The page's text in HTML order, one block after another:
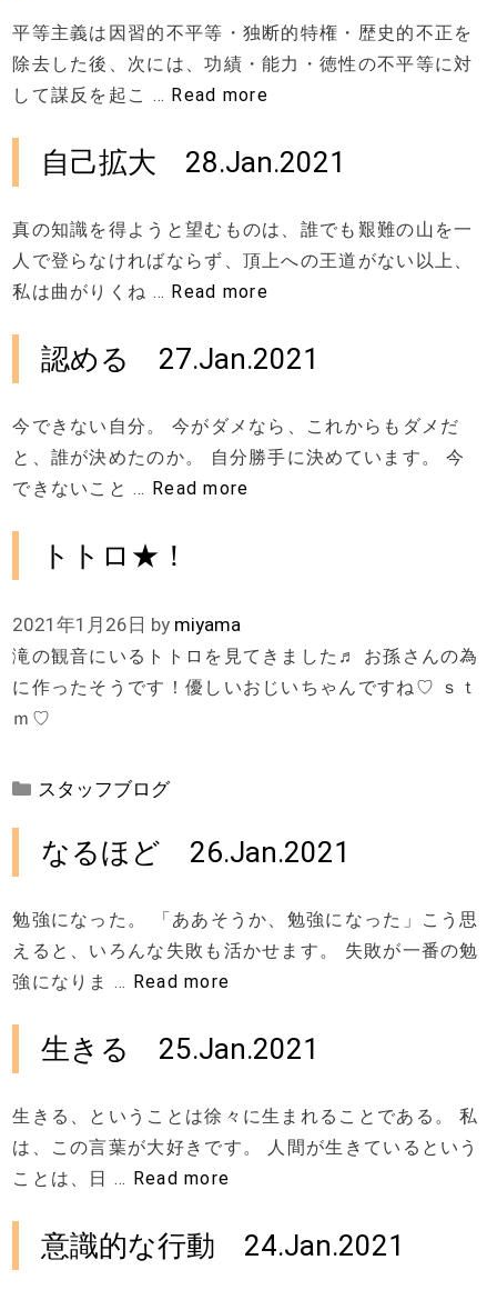
平等主義は因習的不平等・独断的特権・歴史的不正を
除去した後、次には、功績・能力・徳性の不平等に対
して謀反を起こ … Read more
自己拡大 28.Jan.2021
真の知識を得ようと望むものは、誰でも艱難の山を一
人で登らなければならず、頂上への王道がない以上、
私は曲がりくね … Read more
認める 27.Jan.2021
今できない自分。 今がダメなら、これからもダメだ
と、誰が決めたのか。 自分勝手に決めています。 今
できないこと … Read more
トトロ★！
2021年1月26日 by miyama
滝の観音にいるトトロを見てきました♬ お孫さんの為
に作ったそうです！優しいおじいちゃんですね♡ ｓｔ
ｍ♡
カ
ゴ
リ
スタッフブログ
なるほど 26.Jan.2021
勉強になった。 「ああそうか、勉強になった」こう思
えると、いろんな失敗も活かせます。 失敗が一番の勉
強になりま … Read more
生きる 25.Jan.2021
生きる、ということは徐々に生まれることである。 私
は、この言葉が大好きです。 人間が生きているという
ことは、日 … Read more
意識的な行動 24.Jan.2021